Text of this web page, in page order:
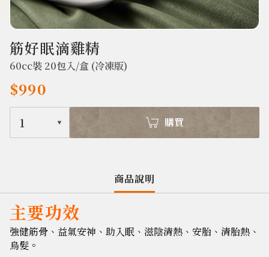
筋好眠滴雞精
60cc裝 20包入/盒 (冷凍版)
$990
1 購買
商品說明
主要功效
強健筋骨、益氣安神、助入眠、滋陰清熱、安胎、清胎熱、
烏髮。